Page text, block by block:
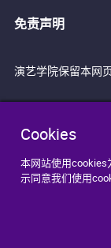
Cookies
本网站使用cookies
示同意我们使用
免责声明
演艺学院保留本网